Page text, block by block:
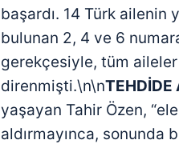
başardı. 14 Türk ailenin
bulunan 2, 4 ve 6
gerekçesiyle, tüm aileler
direnmişti.\n\nTEHDİDE
yaşayan Tahir Özen,
aldırmayınca, sonunda